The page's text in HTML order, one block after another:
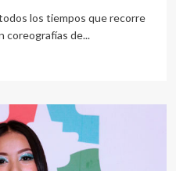
los tiempos que recorre
coreografías de...